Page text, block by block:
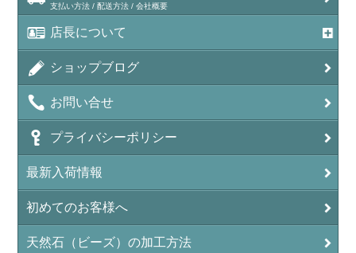
アメトリン（紫黄水晶/Ametrine）
アラゴナイト（霰石/Aragonite）
アンデシン（チベット産日長石）
アンフィボールインクォーツ(Amphibole)
アンフィボールロック/角閃岩（Amphibole ）
イーグルアイ（EagleEye）
インカローズ（ロードクロサイト/Rhodochrosite）
インディアンアゲート(Indian Agate)
支払い方法 / 配送方法 / 会社概要
店長について
ショップブログ
お問い合せ
プライバシーポリシー
最新入荷情報
初めてのお客様へ
天然石（ビーズ）の加工方法